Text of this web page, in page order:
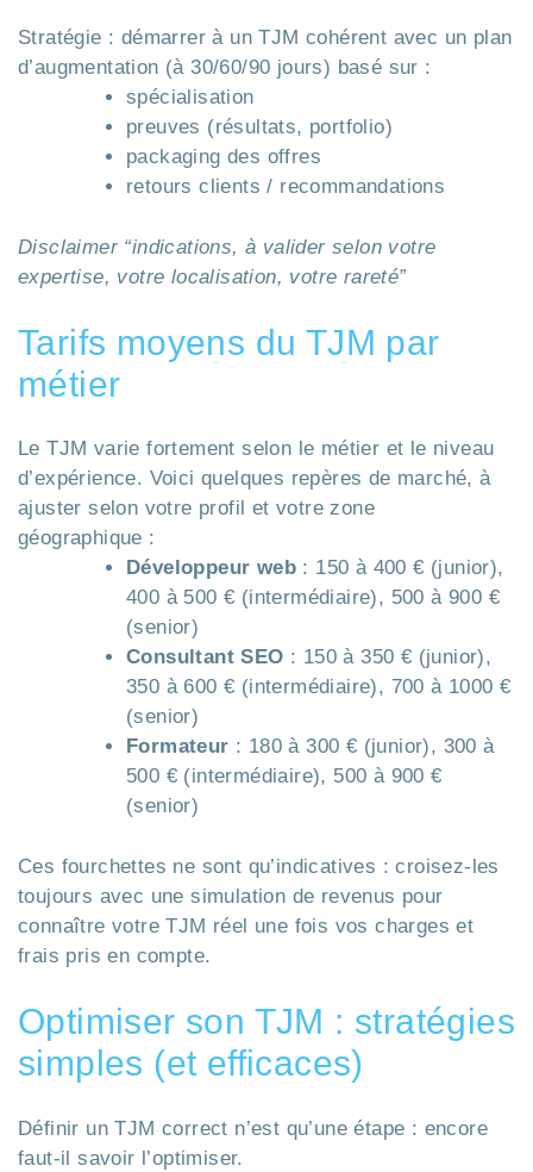
Stratégie : démarrer à un TJM cohérent avec un plan
d’augmentation (à 30/60/90 jours) basé sur :
spécialisation
preuves (résultats, portfolio)
packaging des offres
retours clients / recommandations
Disclaimer “indications, à valider selon votre
expertise, votre localisation, votre rareté”
Tarifs moyens du TJM par
métier
Le TJM varie fortement selon le métier et le niveau
d’expérience. Voici quelques repères de marché, à
ajuster selon votre profil et votre zone
géographique :
Développeur web : 150 à 400 € (junior),
400 à 500 € (intermédiaire), 500 à 900 €
(senior)
Consultant SEO : 150 à 350 € (junior),
350 à 600 € (intermédiaire), 700 à 1000 €
(senior)
Formateur : 180 à 300 € (junior), 300 à
500 € (intermédiaire), 500 à 900 €
(senior)
Ces fourchettes ne sont qu’indicatives : croisez-les
toujours avec une simulation de revenus pour
connaître votre TJM réel une fois vos charges et
frais pris en compte.
Optimiser son TJM : stratégies
simples (et efficaces)
Définir un TJM correct n’est qu’une étape : encore
faut-il savoir l’optimiser.